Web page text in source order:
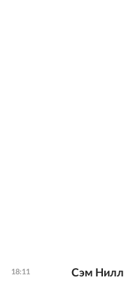
18:11
Сэм Нилл